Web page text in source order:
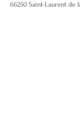
66250 Saint-Laurent de